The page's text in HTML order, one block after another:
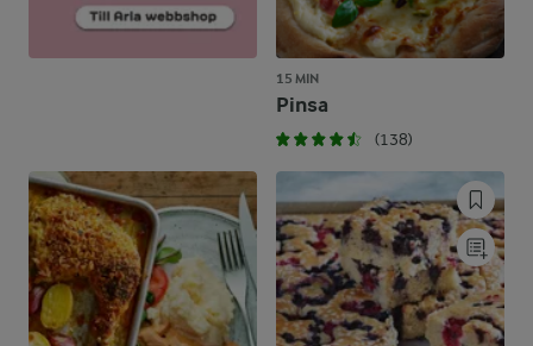
15 MIN
Pinsa
(138)